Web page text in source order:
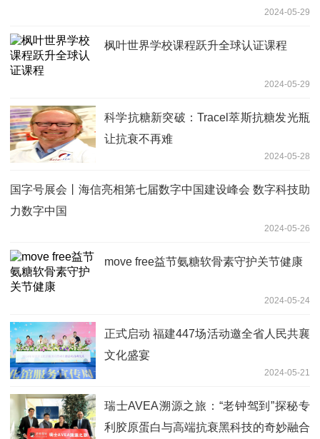
2024-05-29
枫叶世界学校课程跃升全球认证课程
2024-05-29
科学抗糖新突破：Tracel萃斯抗糖发光瓶
让抗衰不再难
2024-05-28
国字号展会丨海信亮相第七届数字中国建设峰会 数字科技助
力数字中国
2024-05-26
move free益节氨糖软骨素守护关节健康
2024-05-24
正式启动 福建447场活动邀全省人民共襄
文化盛宴
2024-05-21
瑞士AVEA溯源之旅：“老钟驾到”探秘专
利胶原蛋白与高端抗衰黑科技的奇妙融合